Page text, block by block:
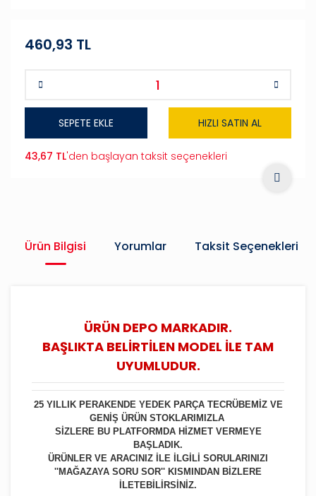
460,93 TL
SEPETE EKLE HIZLI SATIN AL
43,67 TL'den başlayan taksit seçenekleri
Ürün Bilgisi Yorumlar Taksit Seçenekleri
ÜRÜN DEPO MARKADIR.
BAŞLIKTA BELİRTİLEN MODEL İLE TAM
UYUMLUDUR.
25 YILLIK PERAKENDE YEDEK PARÇA TECRÜBEMİZ VE
GENİŞ ÜRÜN STOKLARIMIZLA
SİZLERE BU PLATFORMDA HİZMET VERMEYE
BAŞLADIK.
ÜRÜNLER VE ARACINIZ İLE İLGİLİ SORULARINIZI
''MAĞAZAYA SORU SOR'' KISMINDAN BİZLERE
İLETEBİLİRSİNİZ.